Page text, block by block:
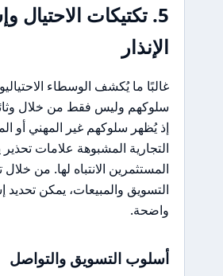
5. تكتيكات الاحتيال
الإنذار
غالبًا ما يُكشف الوسطاء
سلوكهم وليس فقط من خلال
إذ يُظهر سلوكهم غير المهني أو
التجارية المشبوهة علامات
المستثمرين الانتباه لها. من
التسويق والمبيعات، يمكن
واضحة.
أسلوب التسويق والتواصل